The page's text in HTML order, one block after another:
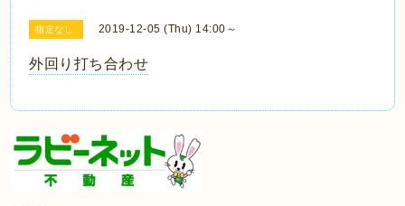
指定なし 2019-12-05 (Thu) 14:00～
外回り打ち合わせ